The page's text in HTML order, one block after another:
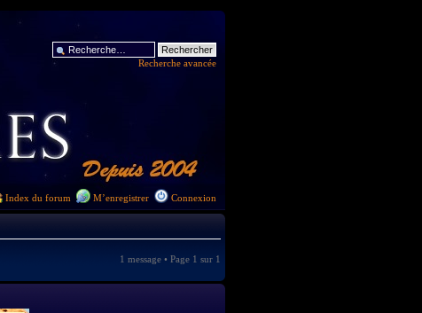
Recherche avancée
Index du forum M’enregistrer Connexion
1 message • Page 1 sur 1